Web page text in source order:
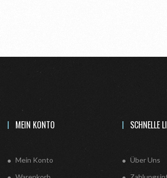
MEIN KONTO
Mein Konto
SCHNELLE
Über Uns